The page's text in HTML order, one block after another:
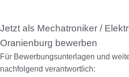
Jetzt als Mechatroniker /
Oranienburg bewerben
Für Bewerbungsunterlagen und
nachfolgend verantwortlich: